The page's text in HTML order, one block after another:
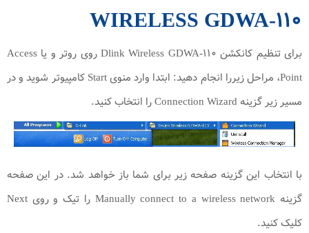
WIRELESS GDWA-۱۱۰
برای تنظیم کانکشن Dlink Wireless GDWA-۱۱۰ روی روتر و یا Access
Point، مراحل زیررا انجام دهید: ابتدا وارد منوی Start کامپیوتر شوید و در
مسیر زیر گزینه Connection Wizard را انتخاب کنید.
با انتخاب این گزینه صفحه زیر برای شما باز خواهد شد. در این صفحه
گزینه Manually connect to a wireless network را تیک و روی Next
کلیک کنید.